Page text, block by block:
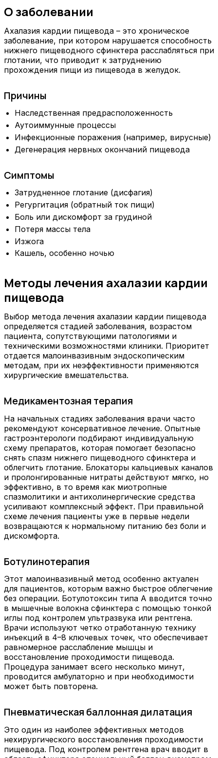
О заболевании
Ахалазия кардии пищевода – это хроническое
заболевание, при котором нарушается способность
нижнего пищеводного сфинктера расслабляться при
глотании, что приводит к затруднению
прохождения пищи из пищевода в желудок.
Причины
Наследственная предрасположенность
Аутоиммунные процессы
Инфекционные поражения (например, вирусные)
Дегенерация нервных окончаний пищевода
Симптомы
Затрудненное глотание (дисфагия)
Регургитация (обратный ток пищи)
Боль или дискомфорт за грудиной
Потеря массы тела
Изжога
Кашель, особенно ночью
Методы лечения ахалазии кардии
пищевода
Выбор метода лечения ахалазии кардии пищевода
определяется стадией заболевания, возрастом
пациента, сопутствующими патологиями и
техническими возможностями клиники. Приоритет
отдается малоинвазивным эндоскопическим
методам, при их неэффективности применяются
хирургические вмешательства.
Медикаментозная терапия
На начальных стадиях заболевания врачи часто
рекомендуют консервативное лечение. Опытные
гастроэнтерологи подбирают индивидуальную
схему препаратов, которая помогает безопасно
снять спазм нижнего пищеводного сфинктера и
облегчить глотание. Блокаторы кальциевых каналов
и пролонгированные нитраты действуют мягко, но
эффективно, в то время как миотропные
спазмолитики и антихолинергические средства
усиливают комплексный эффект. При правильной
схеме лечения пациенты уже в первые недели
возвращаются к нормальному питанию без боли и
дискомфорта.
Ботулинотерапия
Этот малоинвазивный метод особенно актуален
для пациентов, которым важно быстрое облегчение
без операции. Ботулотоксин типа А вводится точно
в мышечные волокна сфинктера с помощью тонкой
иглы под контролем ультразвука или рентгена.
Врачи используют четко отработанную технику
инъекций в 4–8 ключевых точек, что обеспечивает
равномерное расслабление мышцы и
восстановление проходимости пищевода.
Процедура занимает всего несколько минут,
проводится амбулаторно и при необходимости
может быть повторена.
Пневматическая баллонная дилатация
Это один из наиболее эффективных методов
нехирургического восстановления проходимости
пищевода. Под контролем рентгена врач вводит в